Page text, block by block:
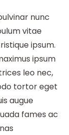
nunc
vitae
ipsum.
ipsum
leo nec,
tortor eget
augue
fames ac